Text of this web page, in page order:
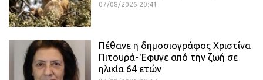
07/08/2026 20:41
Πέθανε η δημοσιογράφος Χριστίνα
Πιτουρά- Έφυγε από την ζωή σε
ηλικία 64 ετών